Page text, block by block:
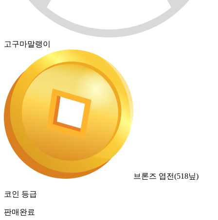
고구마말랭이
브론즈 엽전(518닢)
코인 등급
판매완료